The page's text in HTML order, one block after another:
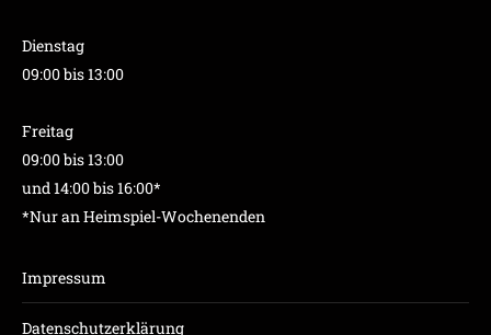
Dienstag
09:00 bis 13:00
Freitag
09:00 bis 13:00
und 14:00 bis 16:00*
*Nur an Heimspiel-Wochenenden
Impressum
Datenschutzerklärung